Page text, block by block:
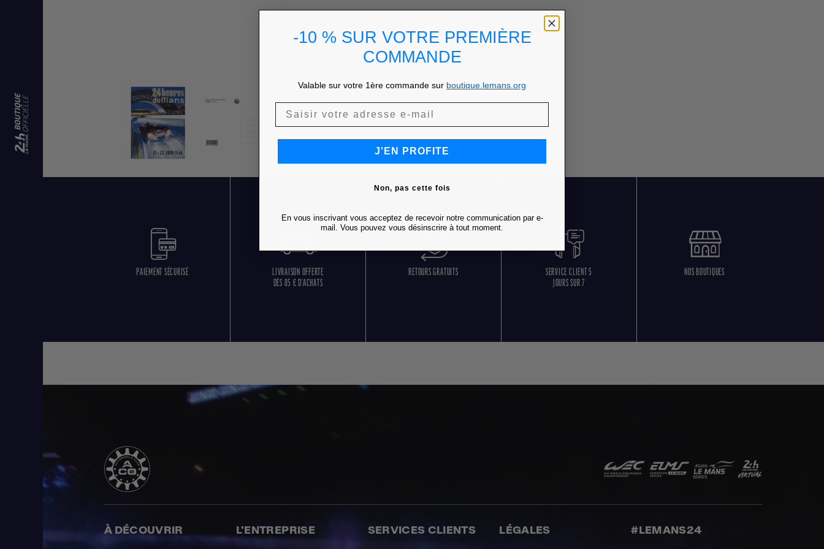
PAIEMENT SÉCURISÉ
LIVRAISON OFFERTE
DÈS 85 € D'ACHATS
RETOURS GRATUITS
SERVICE CLIENT 5
JOURS SUR 7
NOS BOUTIQUES
À DÉCOUVRIR L'ENTREPRISE SERVICES CLIENTS LÉGALES #LEMANS24
-10 % SUR VOTRE PREMIÈRE
COMMANDE
Valable sur votre 1ère commande sur boutique.lemans.org
J'EN PROFITE
Non, pas cette fois
En vous inscrivant vous acceptez de recevoir notre communication par e-
mail. Vous pouvez vous désinscrire à tout moment.